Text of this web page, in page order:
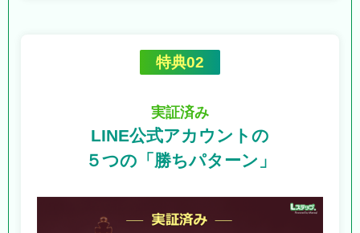
特典02
実証済み
LINE公式アカウントの
５つの「勝ちパターン」